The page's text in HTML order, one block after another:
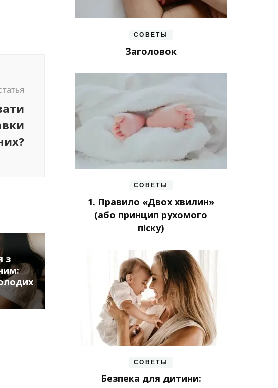
з
СОВЕТЫ
Заголовок
СОВЕТЫ
1. Правило «Двох хвилин»
(або принцип рухомого
піску)
СОВЕТЫ
Безпека для дитини: